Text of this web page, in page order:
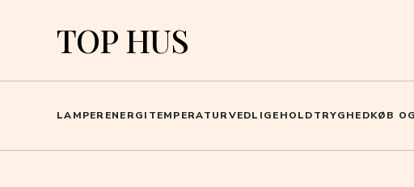
TOP HUS
LAMPERENERGI TEMPERATURVEDLIGEHOLDTRYGHEDKØB